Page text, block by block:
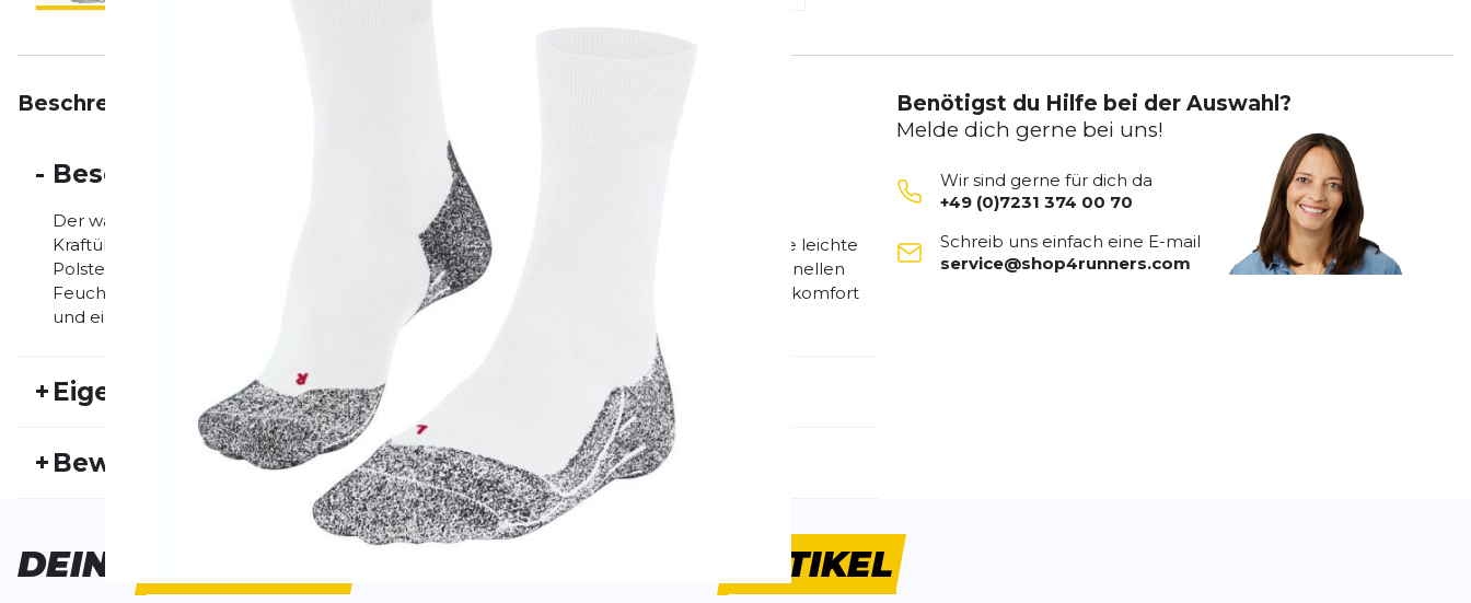
Beschreibung
- Beschreibung
Der wadenlange "RU4 Light" ist ideal für Läufer, die besonderen Wert auf direkte
Kraftübertragung und unmittelbaren Schuhkontakt legen, dank seiner dünnen Sohle. Die leichte
Polsterung reduziert Druckstellen und schützt effektiv vor Blasenbildung. Mit seinem schnellen
Feuchtigkeitstransport und der anatomischen FALKE-Passform bietet er höchsten Tragekomfort
und einen perfekten Sitz. Beste Voraussetzungen für einen erfolgreichen Wettkampf!
+ Eigenschaften
FAL24FS10005 Fremdartikelnummer:
Geschlecht:
Herren Aktivitätstyp: Fitness
+ Bewertungen
Bisher hat noch niemand dieses Produkt bewertet.
SCHREIBE EINE BEWERTUNG
Benötigst du Hilfe bei der Auswahl?
Melde dich gerne bei uns!
Wir sind gerne für dich da
+49 (0)7231 374 00 70
Schreib uns einfach eine E-mail
service@shop4runners.com
DEINE ARTIKEL